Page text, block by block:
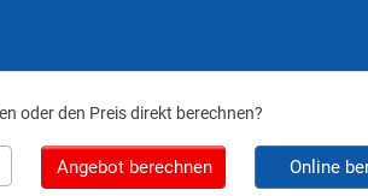
oder den Preis direkt berechnen?
Angebot berechnen Online